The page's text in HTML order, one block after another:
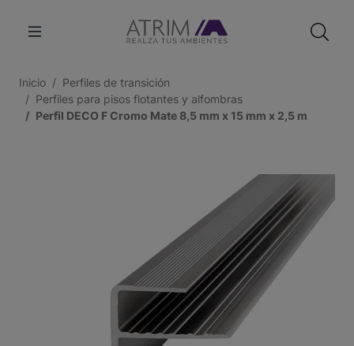
Inicio
Perfiles de transición
Perfiles para pisos flotantes y alfombras
Perfil DECO F Cromo Mate 8,5 mm x 15 mm x 2,5 m